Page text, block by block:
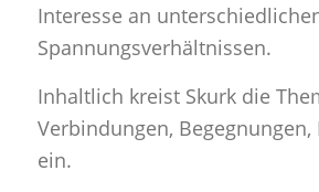
Interesse an
Spannungsverhältnissen.
Inhaltlich kreist Skurk die
Verbindungen, Begegnungen,
ein.